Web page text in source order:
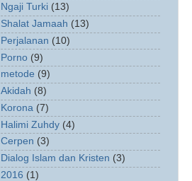
Ngaji Turki (13)
Shalat Jamaah (13)
Perjalanan (10)
Porno (9)
metode (9)
Akidah (8)
Korona (7)
Halimi Zuhdy (4)
Cerpen (3)
Dialog Islam dan Kristen (3)
2016 (1)